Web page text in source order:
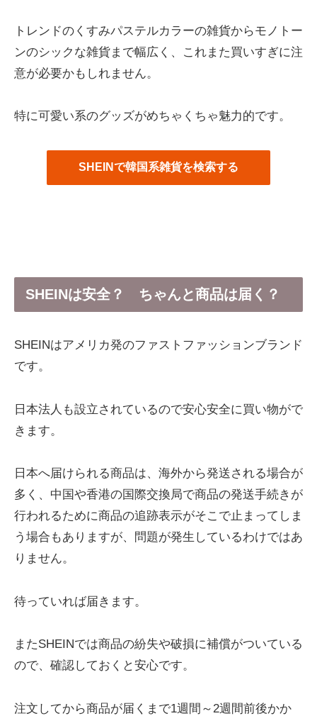
トレンドのくすみパステルカラーの雑貨からモノトー
ンのシックな雑貨まで幅広く、これまた買いすぎに注
意が必要かもしれません。
特に可愛い系のグッズがめちゃくちゃ魅力的です。
SHEINで韓国系雑貨を検索する
SHEINは安全？ ちゃんと商品は届く？
SHEINはアメリカ発のファストファッションブランド
です。
日本法人も設立されているので安心安全に買い物がで
きます。
日本へ届けられる商品は、海外から発送される場合が
多く、中国や香港の国際交換局で商品の発送手続きが
行われるために商品の追跡表示がそこで止まってしま
う場合もありますが、問題が発生しているわけではあ
りません。
待っていれば届きます。
またSHEINでは商品の紛失や破損に補償がついている
ので、確認しておくと安心です。
注文してから商品が届くまで1週間～2週間前後かか